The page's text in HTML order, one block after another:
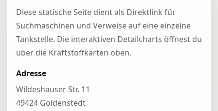
Diese statische Seite dient als Direktlink für
Suchmaschinen und Verweise auf eine einzelne
Tankstelle. Die interaktiven Detailcharts öffnest du
über die Kraftstoffkarten oben.
Adresse
Wildeshauser Str. 11
49424 Goldenstedt